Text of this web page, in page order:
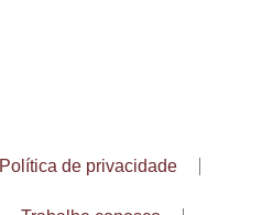
Política de privacidade